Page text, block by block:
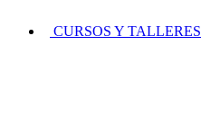
CURSOS Y TALLERES